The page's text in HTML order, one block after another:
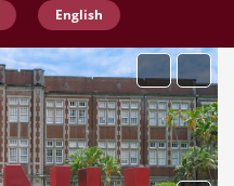
English
播放 暫停